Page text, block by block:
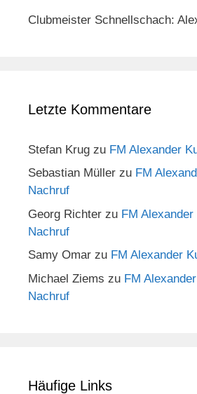
Clubmeister Schnellschach:
Letzte Kommentare
Stefan Krug zu FM Alexander
Sebastian Müller zu FM
Nachruf
Georg Richter zu FM
Nachruf
Samy Omar zu FM Alexander
Michael Ziems zu FM
Nachruf
Häufige Links